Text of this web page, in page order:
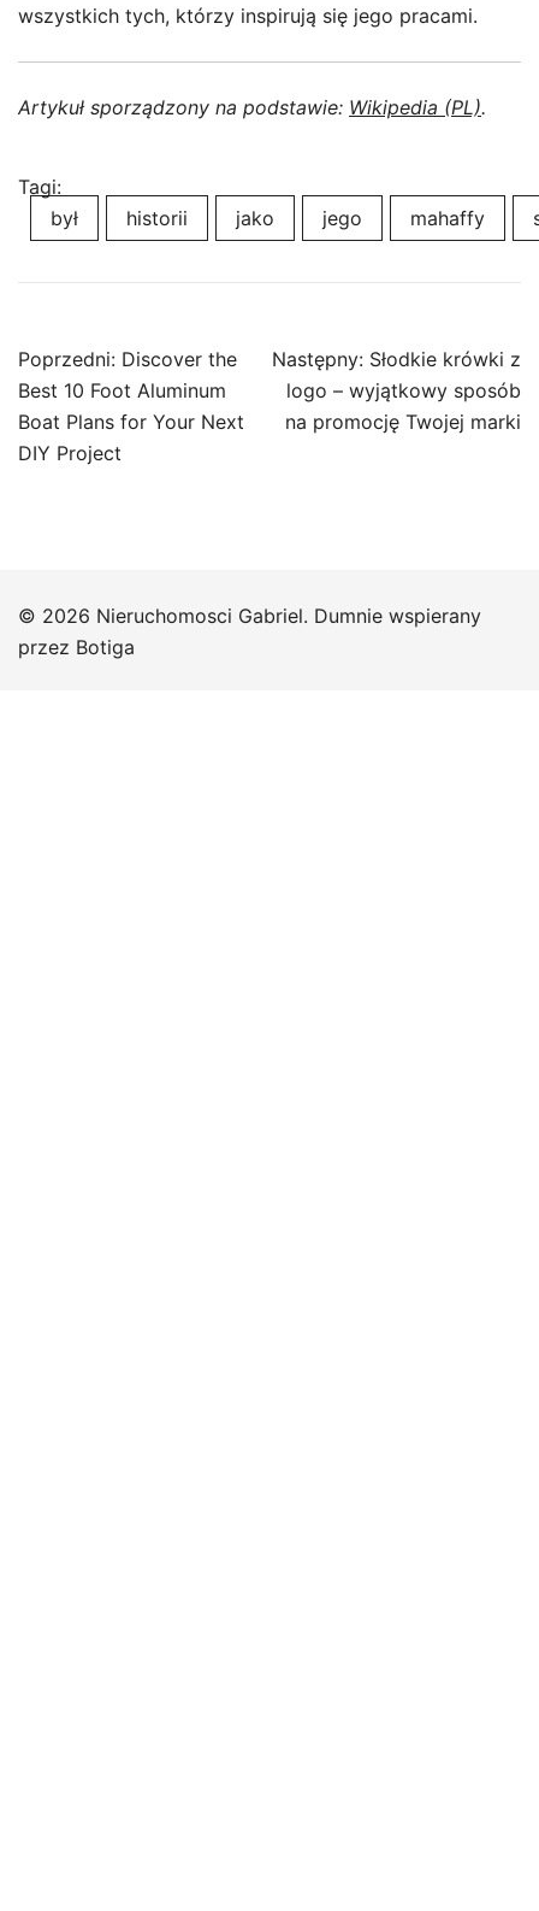
wszystkich tych, którzy inspirują się jego pracami.
Artykuł sporządzony na podstawie: Wikipedia (PL).
Tagi:
był
historii jako jego mahaffy
Nawigacja
wpisu
Poprzedni: Discover the
Best 10 Foot Aluminum
Boat Plans for Your Next
DIY Project
Następny: Słodkie krówki z
logo – wyjątkowy sposób
na promocję Twojej marki
© 2026 Nieruchomosci Gabriel. Dumnie wspierany
przez Botiga